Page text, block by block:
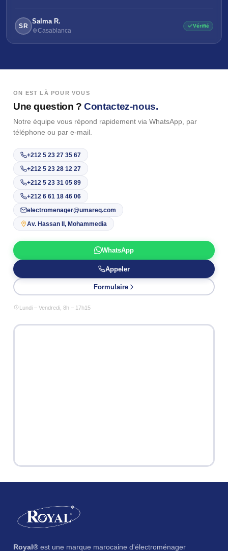
SR
Salma R.
Casablanca
Vérifié
ON EST LÀ POUR VOUS
Une question ?Contactez-nous.
Notre équipe vous répond rapidement via WhatsApp, par
téléphone ou par e-mail.
+212 5 23 27 35 67
+212 5 23 28 12 27
+212 5 23 31 05 89
+212 6 61 18 46 06
electromenager@umareq.com
Av. Hassan II, Mohammedia
WhatsApp
Appeler
Formulaire
Lundi – Vendredi, 8h – 17h15
Royal® est une marque marocaine d'électroménager